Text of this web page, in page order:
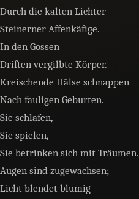
Durch die kalten Lichter
Steinerner Affenkäfige.
In den Gossen
Driften vergilbte Körper.
Kreischende Hälse schnappen
Nach fauligen Geburten.
Sie schlafen,
Sie spielen,
Sie betrinken sich mit Träumen.
Augen sind zugewachsen;
Licht blendet blumig